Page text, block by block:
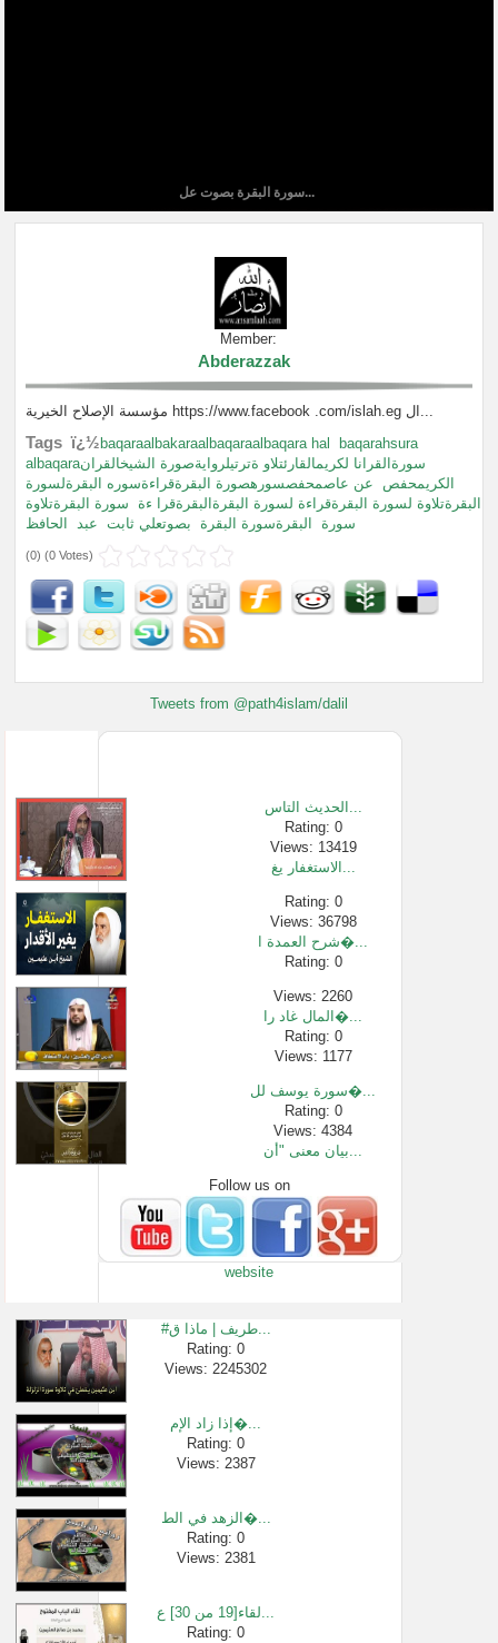
سورة البقرة بصوت عل...
Member:
Abderazzak
مؤسسة الإصلاح الخيرية https://www.facebook .com/islah.eg ال...
Tags ï¿½ baqaraalbakaraalbaqaraalbaqara hal
baqarahsura
albaqaraسورةالقرانا لكريمالقارئتلاو ةترتيلروايةصورة الشيخالقران
الكريمحفص
عن عاصمحفصسورهصورة البقرةقراءةسوره البقرةلسورة
البقرةتلاوة لسورة البقرةقراءة لسورة البقرةالبقرةقرا ءة
سورة البقرةتلاوة
سورة
البقرةسورة البقرة بصوتعلي ثابت عبد الحافظ
(0) (0 Votes)
Tweets from @path4islam/dalil
الحديث التاس...
Rating: 0
Views: 13419
الاستغفار يغ...
Rating: 0
Views: 36798
شرح العمدة ا�...
Rating: 0
Views: 2260
المال غاد را�...
Rating: 0
Views: 1177
سورة يوسف لل�...
Rating: 0
Views: 4384
بيان معنى "أن...
Rating: 0
Views: 2361
سورة طه بصوت ...
Rating: 0
Views: 4043642
Follow us on
website
#طريف | ماذا ق...
Rating: 0
Views: 2245302
إذا زاد الإم�...
Rating: 0
Views: 2387
الزهد في الط�...
Rating: 0
Views: 2381
لقاء[19 من 30] ع...
Rating: 0